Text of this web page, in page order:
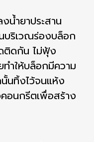
น้ำยาประสาน
บริเวณร่องบล็อก
ติดกัน ไม่ฟุ้ง
ำให้บล็อกมีความ
นทิ้งไว้จนแห้ง
อนกรีตเพื่อสร้าง